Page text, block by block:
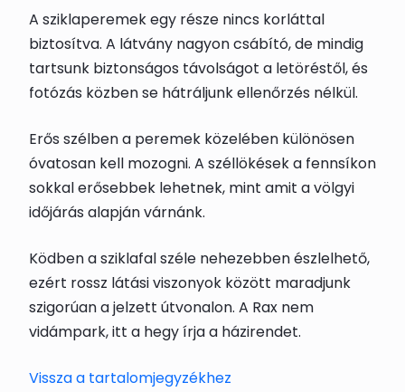
A sziklaperemek egy része nincs korláttal
biztosítva. A látvány nagyon csábító, de mindig
tartsunk biztonságos távolságot a letöréstől, és
fotózás közben se hátráljunk ellenőrzés nélkül.
Erős szélben a peremek közelében különösen
óvatosan kell mozogni. A széllökések a fennsíkon
sokkal erősebbek lehetnek, mint amit a völgyi
időjárás alapján várnánk.
Ködben a sziklafal széle nehezebben észlelhető,
ezért rossz látási viszonyok között maradjunk
szigorúan a jelzett útvonalon. A Rax nem
vidámpark, itt a hegy írja a házirendet.
Vissza a tartalomjegyzékhez